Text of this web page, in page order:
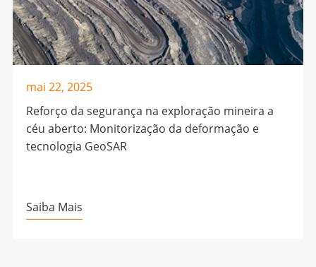
mai 22, 2025
Reforço da segurança na exploração mineira a
céu aberto: Monitorização da deformação e
tecnologia GeoSAR
Saiba Mais